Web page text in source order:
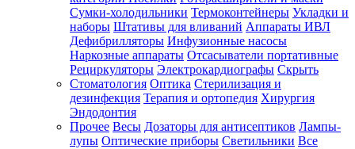
Сумки-холодильники Термоконтейнеры Укладки и
наборы Штативы для вливаний Аппараты ИВЛ
Дефибрилляторы Инфузионные насосы
Наркозные аппараты Отсасыватели портативные
Рециркуляторы Электрокардиографы Скрыть
Стоматология Оптика Стерилизация и
дезинфекция Терапия и ортопедия Хирургия
Эндодонтия
Прочее Весы Дозаторы для антисептиков Лампы-
лупы Оптические приборы Светильники Все